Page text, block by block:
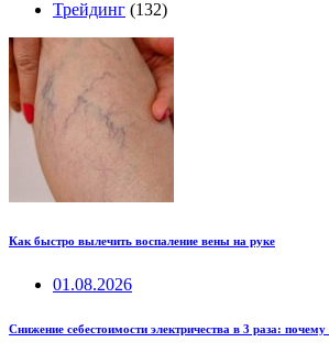
Трейдинг (132)
Как быстро вылечить воспаление вены на руке
01.08.2026
Снижение себестоимости электричества в 3 раза: